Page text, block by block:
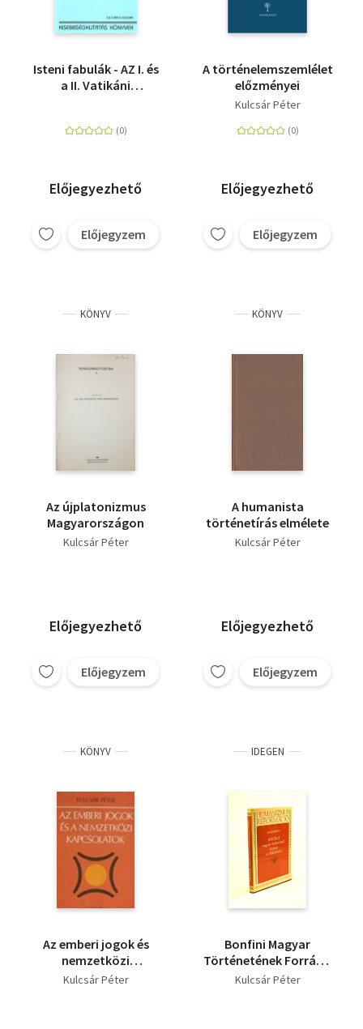
Isteni fabulák - AZ I. és
a II. Vatikáni
Előjegyezhető
Előjegyzem
A történelemszemlélet
előzményei
Kulcsár Péter
Előjegyezhető
Előjegyzem
KÖNYV
Az újplatonizmus
Magyarországon
Kulcsár Péter
Előjegyezhető
Előjegyzem
KÖNYV
A humanista
történetírás elmélete
Kulcsár Péter
Előjegyezhető
Előjegyzem
KÖNYV
Az emberi jogok és
nemzetközi
kapcsolatok
Kulcsár Péter
IDEGEN
Bonfini Magyar
Történetének Forrásai
és Keletkezése
Kulcsár Péter